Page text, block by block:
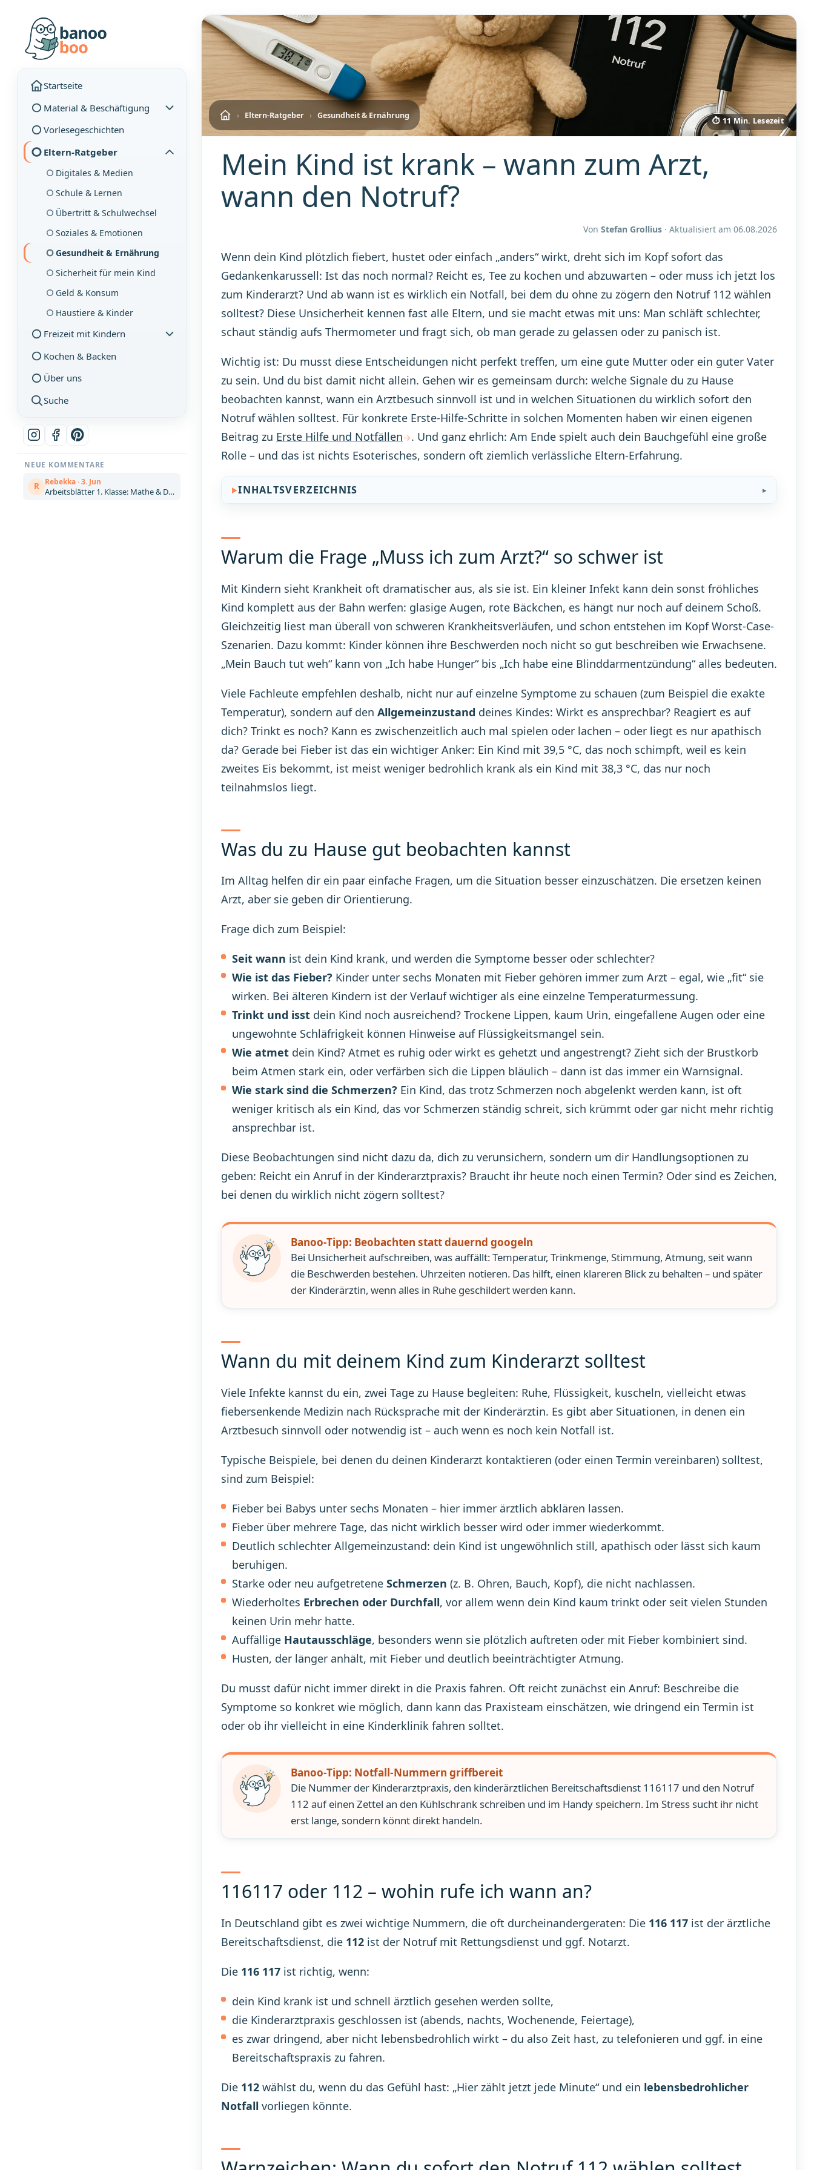
Startseite
Material & Beschäftigung
Vorlesegeschichten
Eltern-Ratgeber
Digitales & Medien
Schule & Lernen
Übertritt & Schulwechsel
Soziales & Emotionen
Gesundheit & Ernährung
Sicherheit für mein Kind
Geld & Konsum
Haustiere & Kinder
Freizeit mit Kindern
Kochen & Backen
Über uns
Suche
NEUE KOMMENTARE
R Rebekka · 3. Jun
Arbeitsblätter 1. Klasse: Mathe & Deutsch kostenlos zum Ausdrucken (Artikel)
› Eltern-Ratgeber › Gesundheit & Ernährung
⏱ 11 Min. Lesezeit
Mein Kind ist krank – wann zum Arzt,
wann den Notruf?
Von Stefan Grollius · Aktualisiert am 06.08.2026
Wenn dein Kind plötzlich fiebert, hustet oder einfach „anders“ wirkt, dreht sich im Kopf sofort das
Gedankenkarussell: Ist das noch normal? Reicht es, Tee zu kochen und abzuwarten – oder muss ich jetzt los
zum Kinderarzt? Und ab wann ist es wirklich ein Notfall, bei dem du ohne zu zögern den Notruf 112 wählen
solltest? Diese Unsicherheit kennen fast alle Eltern, und sie macht etwas mit uns: Man schläft schlechter,
schaut ständig aufs Thermometer und fragt sich, ob man gerade zu gelassen oder zu panisch ist.
Wichtig ist: Du musst diese Entscheidungen nicht perfekt treffen, um eine gute Mutter oder ein guter Vater
zu sein. Und du bist damit nicht allein. Gehen wir es gemeinsam durch: welche Signale du zu Hause
beobachten kannst, wann ein Arztbesuch sinnvoll ist und in welchen Situationen du wirklich sofort den
Notruf wählen solltest. Für konkrete Erste-Hilfe-Schritte in solchen Momenten haben wir einen eigenen
Beitrag zu Erste Hilfe und Notfällen
. Und ganz ehrlich: Am Ende spielt auch dein Bauchgefühl eine große
Rolle – und das ist nichts Esoterisches, sondern oft ziemlich verlässliche Eltern-Erfahrung.
INHALTSVERZEICHNIS
Warum die Frage „Muss ich zum Arzt?“ so schwer ist
Mit Kindern sieht Krankheit oft dramatischer aus, als sie ist. Ein kleiner Infekt kann dein sonst fröhliches
Kind komplett aus der Bahn werfen: glasige Augen, rote Bäckchen, es hängt nur noch auf deinem Schoß.
Gleichzeitig liest man überall von schweren Krankheitsverläufen, und schon entstehen im Kopf Worst-Case-
Szenarien. Dazu kommt: Kinder können ihre Beschwerden noch nicht so gut beschreiben wie Erwachsene.
„Mein Bauch tut weh“ kann von „Ich habe Hunger“ bis „Ich habe eine Blinddarmentzündung“ alles bedeuten.
Viele Fachleute empfehlen deshalb, nicht nur auf einzelne Symptome zu schauen (zum Beispiel die exakte
Temperatur), sondern auf den Allgemeinzustand deines Kindes: Wirkt es ansprechbar? Reagiert es auf
dich? Trinkt es noch? Kann es zwischenzeitlich auch mal spielen oder lachen – oder liegt es nur apathisch
da? Gerade bei Fieber ist das ein wichtiger Anker: Ein Kind mit 39,5 °C, das noch schimpft, weil es kein
zweites Eis bekommt, ist meist weniger bedrohlich krank als ein Kind mit 38,3 °C, das nur noch
teilnahmslos liegt.
Was du zu Hause gut beobachten kannst
Im Alltag helfen dir ein paar einfache Fragen, um die Situation besser einzuschätzen. Die ersetzen keinen
Arzt, aber sie geben dir Orientierung.
Frage dich zum Beispiel:
Seit wann ist dein Kind krank, und werden die Symptome besser oder schlechter?
Wie ist das Fieber? Kinder unter sechs Monaten mit Fieber gehören immer zum Arzt – egal, wie „fit“ sie
wirken. Bei älteren Kindern ist der Verlauf wichtiger als eine einzelne Temperaturmessung.
Trinkt und isst dein Kind noch ausreichend? Trockene Lippen, kaum Urin, eingefallene Augen oder eine
ungewohnte Schläfrigkeit können Hinweise auf Flüssigkeitsmangel sein.
Wie atmet dein Kind? Atmet es ruhig oder wirkt es gehetzt und angestrengt? Zieht sich der Brustkorb
beim Atmen stark ein, oder verfärben sich die Lippen bläulich – dann ist das immer ein Warnsignal.
Wie stark sind die Schmerzen? Ein Kind, das trotz Schmerzen noch abgelenkt werden kann, ist oft
weniger kritisch als ein Kind, das vor Schmerzen ständig schreit, sich krümmt oder gar nicht mehr richtig
ansprechbar ist.
Diese Beobachtungen sind nicht dazu da, dich zu verunsichern, sondern um dir Handlungsoptionen zu
geben: Reicht ein Anruf in der Kinderarztpraxis? Braucht ihr heute noch einen Termin? Oder sind es Zeichen,
bei denen du wirklich nicht zögern solltest?
Banoo-Tipp: Beobachten statt dauernd googeln
Bei Unsicherheit aufschreiben, was auffällt: Temperatur, Trinkmenge, Stimmung, Atmung, seit wann
die Beschwerden bestehen. Uhrzeiten notieren. Das hilft, einen klareren Blick zu behalten – und später
der Kinderärztin, wenn alles in Ruhe geschildert werden kann.
Wann du mit deinem Kind zum Kinderarzt solltest
Viele Infekte kannst du ein, zwei Tage zu Hause begleiten: Ruhe, Flüssigkeit, kuscheln, vielleicht etwas
fiebersenkende Medizin nach Rücksprache mit der Kinderärztin. Es gibt aber Situationen, in denen ein
Arztbesuch sinnvoll oder notwendig ist – auch wenn es noch kein Notfall ist.
Typische Beispiele, bei denen du deinen Kinderarzt kontaktieren (oder einen Termin vereinbaren) solltest,
sind zum Beispiel:
Fieber bei Babys unter sechs Monaten – hier immer ärztlich abklären lassen.
Fieber über mehrere Tage, das nicht wirklich besser wird oder immer wiederkommt.
Deutlich schlechter Allgemeinzustand: dein Kind ist ungewöhnlich still, apathisch oder lässt sich kaum
beruhigen.
Starke oder neu aufgetretene Schmerzen (z. B. Ohren, Bauch, Kopf), die nicht nachlassen.
Wiederholtes Erbrechen oder Durchfall, vor allem wenn dein Kind kaum trinkt oder seit vielen Stunden
keinen Urin mehr hatte.
Auffällige Hautausschläge, besonders wenn sie plötzlich auftreten oder mit Fieber kombiniert sind.
Husten, der länger anhält, mit Fieber und deutlich beeinträchtigter Atmung.
Du musst dafür nicht immer direkt in die Praxis fahren. Oft reicht zunächst ein Anruf: Beschreibe die
Symptome so konkret wie möglich, dann kann das Praxisteam einschätzen, wie dringend ein Termin ist
oder ob ihr vielleicht in eine Kinderklinik fahren solltet.
Banoo-Tipp: Notfall-Nummern griffbereit
Die Nummer der Kinderarztpraxis, den kinderärztlichen Bereitschaftsdienst 116117 und den Notruf
112 auf einen Zettel an den Kühlschrank schreiben und im Handy speichern. Im Stress sucht ihr nicht
erst lange, sondern könnt direkt handeln.
116117 oder 112 – wohin rufe ich wann an?
In Deutschland gibt es zwei wichtige Nummern, die oft durcheinandergeraten: Die 116 117 ist der ärztliche
Bereitschaftsdienst, die 112 ist der Notruf mit Rettungsdienst und ggf. Notarzt.
Die 116 117 ist richtig, wenn:
dein Kind krank ist und schnell ärztlich gesehen werden sollte,
die Kinderarztpraxis geschlossen ist (abends, nachts, Wochenende, Feiertage),
es zwar dringend, aber nicht lebensbedrohlich wirkt – du also Zeit hast, zu telefonieren und ggf. in eine
Bereitschaftspraxis zu fahren.
Die 112 wählst du, wenn du das Gefühl hast: „Hier zählt jetzt jede Minute“ und ein lebensbedrohlicher
Notfall vorliegen könnte.